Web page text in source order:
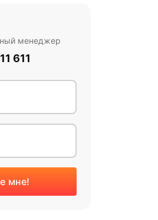
менеджер
611
мне!